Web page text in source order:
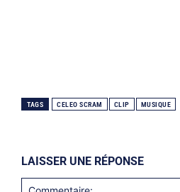
TAGS CELEO SCRAM CLIP MUSIQUE
LAISSER UNE RÉPONSE